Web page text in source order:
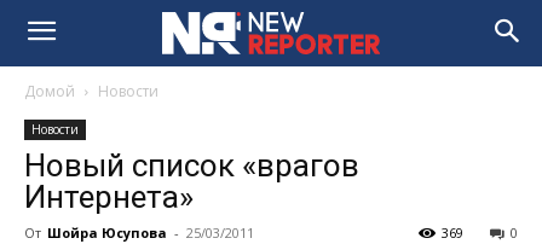
Домой Новости
Новости
Новый список «врагов
Интернета»
От Шойра Юсупова - 25/03/2011 0
369